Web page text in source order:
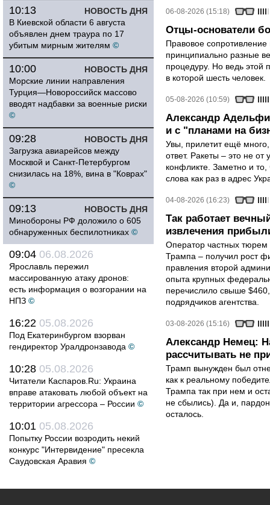
НОВОСТЬ ДНЯ
10:13
В Киевской области 6 августа
объявлен днем траура по 17
убитым мирным жителям ©
НОВОСТЬ ДНЯ
10:00
Морские линии направления
Турция—Новороссийск массово
вводят надбавки за военные риски
©
НОВОСТЬ ДНЯ
09:28
Загрузка авиарейсов между
Москвой и Санкт-Петербургом
снизилась на 18%, вина в "Коврах"
©
НОВОСТЬ ДНЯ
09:13
Минобороны РФ доложило о 605
обнаруженных беспилотниках ©
09:04 06.08.2026
Ярославль пережил
массированную атаку дронов:
есть информация о возгорании на
НПЗ ©
16:22 05.08.2026
Под Екатеринбургом взорван
гендиректор Уралдронзавода ©
10:28 05.08.2026
Читатели Каспаров.Ru: Украина
вправе атаковать любой объект на
территории агрессора – России ©
10:01 05.08.2026
Попытку России возродить некий
конкурс "Интервидение" пресекла
Саудовская Аравия ©
06-08-2026 (15:18)
Отцы-основатели
Правовое
принципиально разные
процедуру. Но ведь этой
в которой шесть человек.
05-08-2026 (10:59)
Александр
и с "планами на
Увы, прилетит ещё
ответ. Ракеты – это не от
конфликте. Заметно и
слова как раз в адрес
04-08-2026 (16:23)
Так работает
извлечения
Оператор частных тюрем
Трампа – получил рост
правления второй
опыта крупных
перечислило свыше
подрядчиков агентства.
03-08-2026 (15:16)
Александр Немец:
рассчитывать не
Трамп вынужден был
как к реальному
Трампа так при нем и
не сбылись). Да и,
осталось.